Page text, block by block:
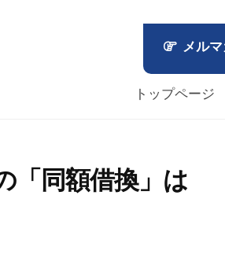
メル
トップページ
「同額借換」は